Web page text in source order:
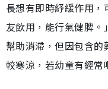
長想有即時紓緩作用
友飲用，能行氣健脾
幫助消滯，但因包含
較寒涼，若幼童有經常